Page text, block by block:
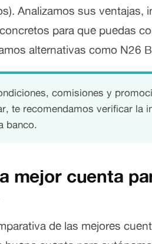
Analizamos sus ventajas,
para que puedas
alternativas como N26
comisiones y
te recomendamos verificar la
banco.
mejor cuenta
de las mejores